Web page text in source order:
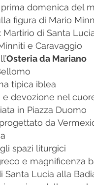
domenica del
figura di Mario
di Santa
e Caravaggio
Osteria da Mariano
tipica iblea
e devozione nel
in Piazza Duomo
da
spazi liturgici
e magnificenza
Santa Lucia alla